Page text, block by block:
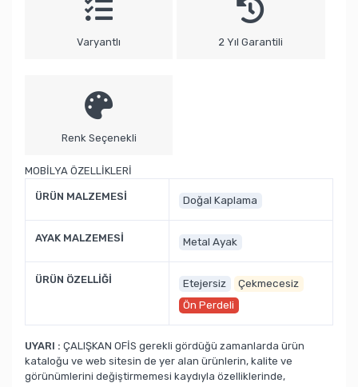
Varyantlı 2 Yıl Garantili
Renk Seçenekli
MOBİLYA ÖZELLİKLERİ
ÜRÜN MALZEMESİ Doğal Kaplama
AYAK MALZEMESİ Metal Ayak
ÜRÜN ÖZELLİĞİ Etejersiz
Çekmecesiz
Ön Perdeli
UYARI : ÇALIŞKAN OFİS gerekli gördüğü zamanlarda ürün
kataloğu ve web sitesin de yer alan ürünlerin, kalite ve
görünümlerini değiştirmemesi kaydıyla özelliklerinde,